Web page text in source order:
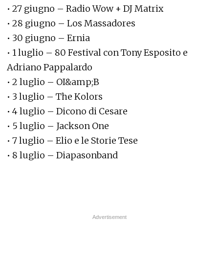
• 27 giugno – Radio Wow + DJ Matrix
• 28 giugno – Los Massadores
• 30 giugno – Ernia
• 1 luglio – 80 Festival con Tony Esposito e
Adriano Pappalardo
• 2 luglio – OI&amp;B
• 3 luglio – The Kolors
• 4 luglio – Dicono di Cesare
• 5 luglio – Jackson One
• 7 luglio – Elio e le Storie Tese
• 8 luglio – Diapasonband